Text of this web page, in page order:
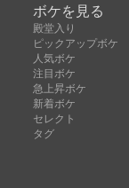
ボケを見る
殿堂入り
ピックアップボケ
人気ボケ
注目ボケ
急上昇ボケ
新着ボケ
セレクト
タグ